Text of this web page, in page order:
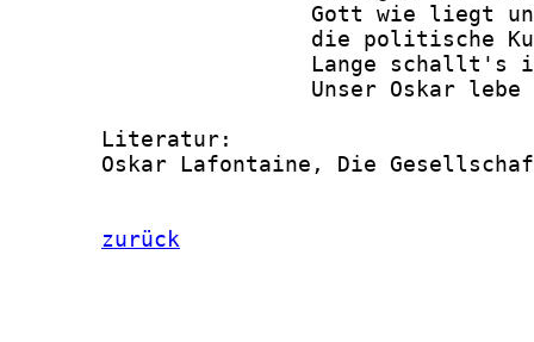
zurück